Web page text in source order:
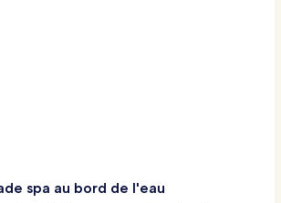
spa au bord de l'eau